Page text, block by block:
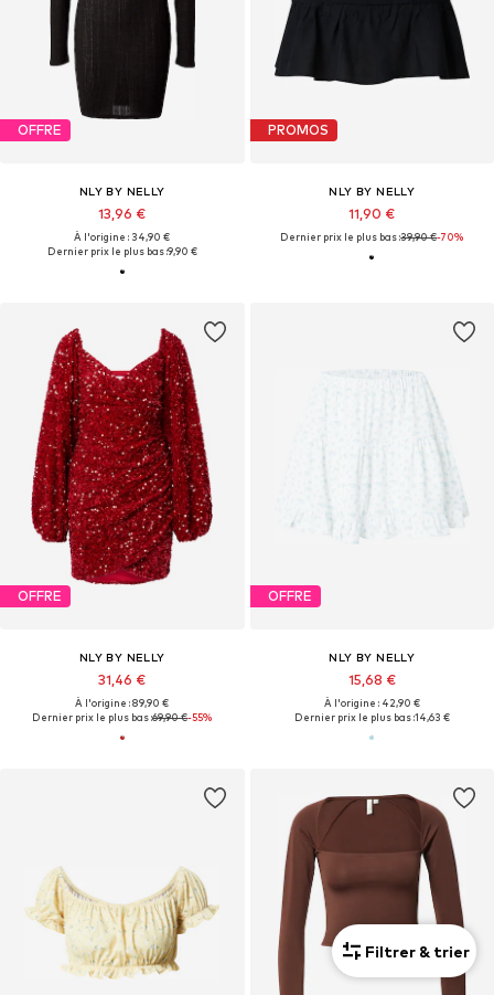
OFFRE
NLY BY NELLY
13,96 €
À l'origine : 34,90 €
Dernier prix le plus bas :9,90 €
PROMOS
NLY BY NELLY
11,90 €
Dernier prix le plus bas :39,90 €-70%
OFFRE
NLY BY NELLY
31,46 €
À l'origine : 89,90 €
Dernier prix le plus bas :69,90 €-55%
OFFRE
NLY BY NELLY
15,68 €
À l'origine : 42,90 €
Dernier prix le plus bas :14,63 €
Filtrer & trier